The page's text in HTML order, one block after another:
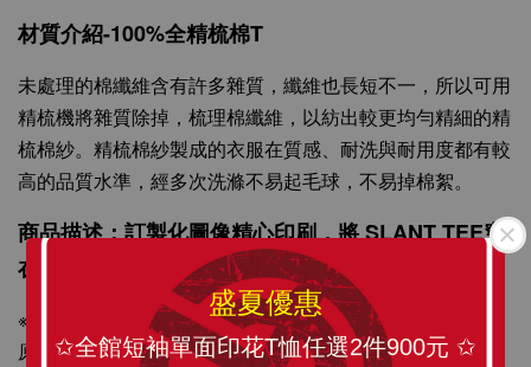
盛夏優惠
✩全館短袖單面印花T恤任選2件900元 ✩
100%精梳環紡棉 亞洲版型 經典合身12色可選
NT$ 199
NT$ 299
- +
材質介紹-100%全精梳棉T
未處理的棉纖維含有許多雜質，纖維也長短不一，所以可用
精梳機將雜質除掉，梳理棉纖維，以紡出較更均勻精細的精
梳棉紗。精梳棉紗製成的衣服在質感、耐洗與耐用度都有較
高的品質水準，經多次洗滌不易起毛球，不易掉棉絮。
商品描述：訂製化圖像精心印刷，將 SLANT TEE穿
在身上更顯個人風格與時尚感。
※T-SHIRT原料從織染剪裁、車縫整燙、印刷製程與包裝材
原料皆為MIT台灣製造，請安心選購！